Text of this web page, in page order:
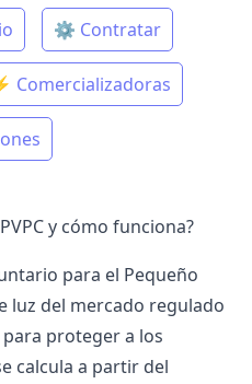
⚙️ Contratar
Comercializadoras
y cómo funciona?
para el Pequeño
luz del mercado regulado
proteger a los
calcula a partir del